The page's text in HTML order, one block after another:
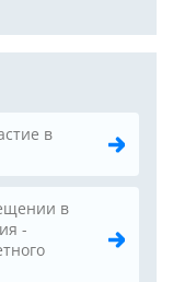
в
в
-